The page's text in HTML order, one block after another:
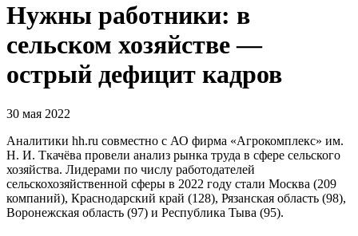
Нужны работники: в
сельском хозяйстве —
острый дефицит кадров
30 мая 2022
Аналитики hh.ru совместно с АО фирма «Агрокомплекс» им.
Н. И. Ткачёва провели анализ рынка труда в сфере сельского
хозяйства. Лидерами по числу работодателей
сельскохозяйственной сферы в 2022 году стали Москва (209
компаний), Краснодарский край (128), Рязанская область (98),
Воронежская область (97) и Республика Тыва (95).